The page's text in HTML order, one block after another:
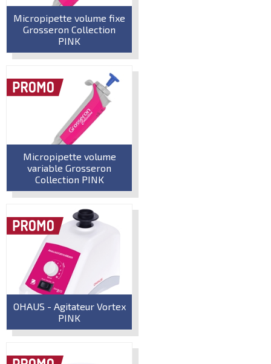
Micropipette volume fixe
Grosseron Collection
PINK
Micropipette volume
variable Grosseron
Collection PINK
OHAUS - Agitateur Vortex
PINK